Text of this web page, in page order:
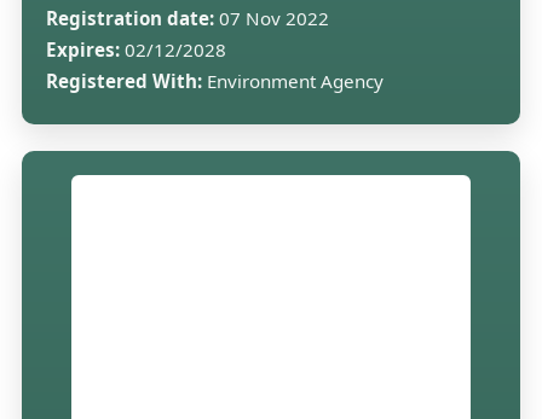
Registration date: 07 Nov 2022
Expires: 02/12/2028
Registered With: Environment Agency